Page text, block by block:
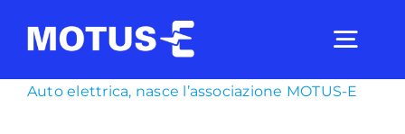
Auto elettrica, nasce l’associazione MOTUS-E